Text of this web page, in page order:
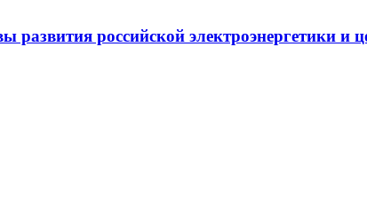
развития российской электроэнергетики и